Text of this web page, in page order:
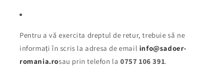
Pentru a vă exercita dreptul de retur, trebuie să ne
informați în scris la adresa de email info@sadoer-
romania.rosau prin telefon la 0757 106 391.